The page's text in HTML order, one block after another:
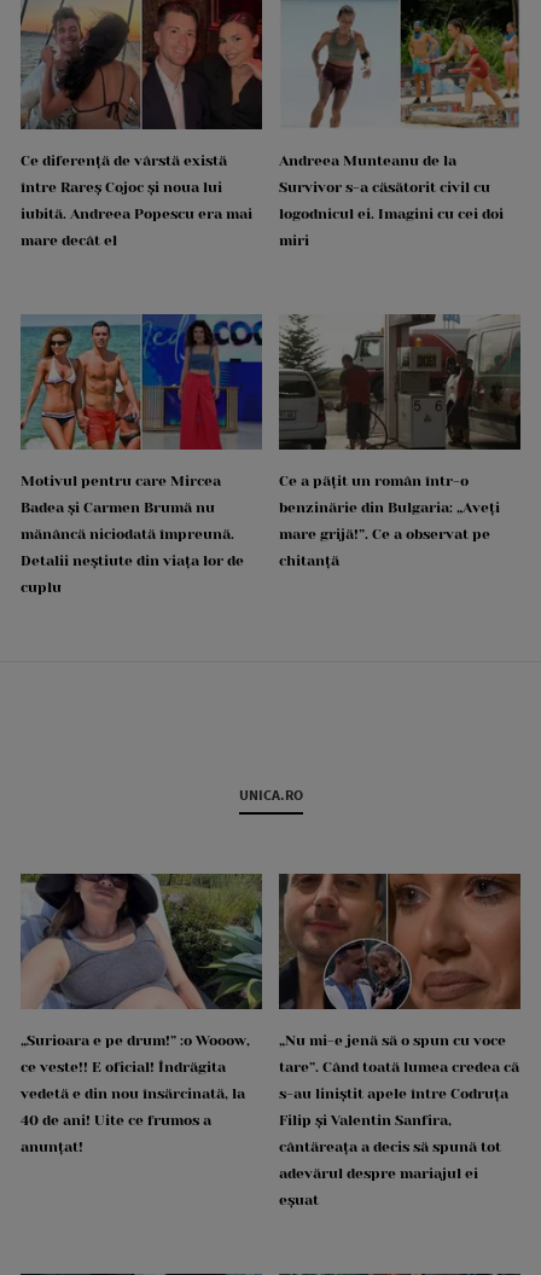
Ce diferență de vârstă există
între Rareș Cojoc și noua lui
iubită. Andreea Popescu era mai
mare decât el
Andreea Munteanu de la
Survivor s-a căsătorit civil cu
logodnicul ei. Imagini cu cei doi
miri
Motivul pentru care Mircea
Badea și Carmen Brumă nu
mănâncă niciodată împreună.
Detalii neștiute din viața lor de
cuplu
Ce a pățit un român într-o
benzinărie din Bulgaria: „Aveți
mare grijă!”. Ce a observat pe
chitanță
UNICA.RO
„Surioara e pe drum!” :o Wooow,
ce veste!! E oficial! Îndrăgita
vedetă e din nou însărcinată, la
40 de ani! Uite ce frumos a
anunțat!
„Nu mi-e jenă să o spun cu voce
tare”. Când toată lumea credea că
s-au liniștit apele între Codruța
Filip și Valentin Sanfira,
cântăreața a decis să spună tot
adevărul despre mariajul ei
eșuat